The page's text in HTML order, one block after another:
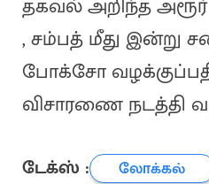
தகவல் அறிந்த
, சம்பத் மீது இன்று
போக்சோ
விசாரணை நடத்தி
டேக்ஸ் :
லோக்கல்